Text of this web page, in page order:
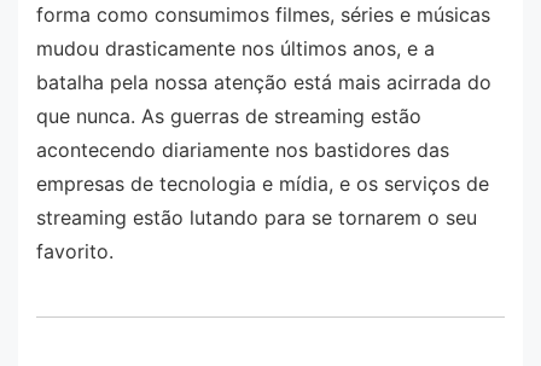
forma como consumimos filmes, séries e músicas
mudou drasticamente nos últimos anos, e a
batalha pela nossa atenção está mais acirrada do
que nunca. As guerras de streaming estão
acontecendo diariamente nos bastidores das
empresas de tecnologia e mídia, e os serviços de
streaming estão lutando para se tornarem o seu
favorito.